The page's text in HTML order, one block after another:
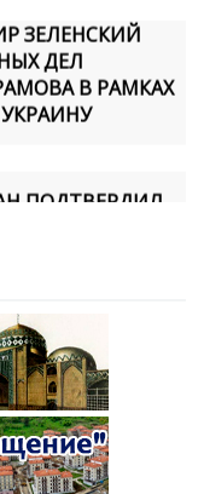
ЗЕЛЕНСКИЙ
ДЕЛ
В РАМКАХ
ПОДТВЕРДИЛ
И ФОРМИРУЕТ